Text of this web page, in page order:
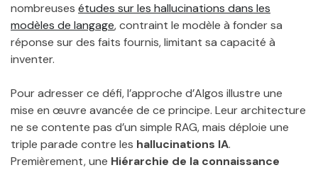
nombreuses études sur les hallucinations dans les
modèles de langage, contraint le modèle à fonder sa
réponse sur des faits fournis, limitant sa capacité à
inventer.
Pour adresser ce défi, l’approche d’Algos illustre une
mise en œuvre avancée de ce principe. Leur architecture
ne se contente pas d’un simple RAG, mais déploie une
triple parade contre les hallucinations IA.
Premièrement, une Hiérarchie de la connaissance